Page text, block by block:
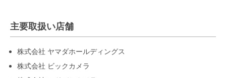
主要取扱い店舗
株式会社 ヤマダホールディングス
株式会社 ビックカメラ